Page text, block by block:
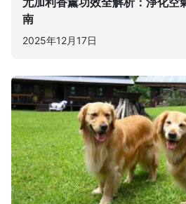
南
2025年12月17日